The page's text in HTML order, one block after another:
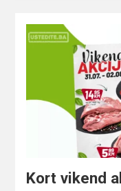
Kort vikend